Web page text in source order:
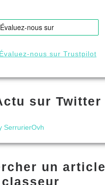
Évaluez-nous sur Trustpilot
sur Twitter
SerrurierOvh
un article